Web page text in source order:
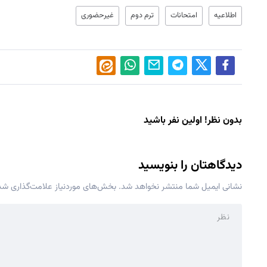
اطلاعیه امتحانات ترم دوم غیرحضوری
بدون نظر! اولین نفر باشید
دیدگاهتان را بنویسید
نشانی ایمیل شما منتشر نخواهد شد. بخش‌های موردنیاز علامت‌گذاری